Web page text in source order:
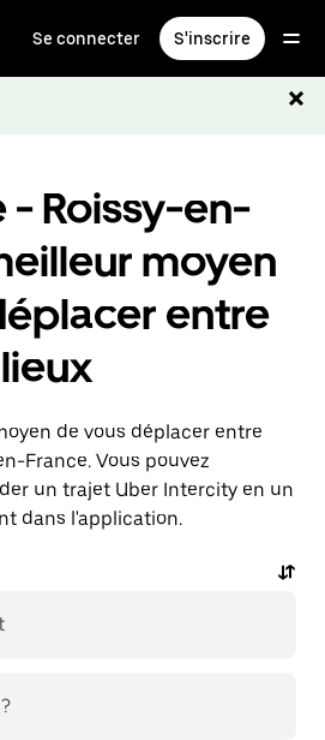
Se connecter S'inscrire
Roissy-en-
moyen
entre
de vous déplacer entre
France. Vous pouvez
un trajet Uber Intercity en un
dans l'application.